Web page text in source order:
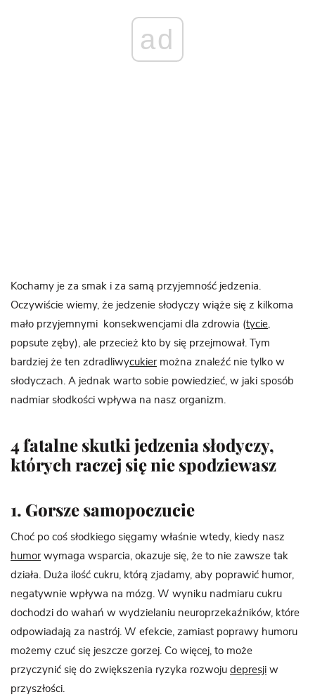
ad
Kochamy je za smak i za samą przyjemność jedzenia.
Oczywiście wiemy, że jedzenie słodyczy wiąże się z kilkoma
mało przyjemnymi konsekwencjami dla zdrowia (tycie
popsute zęby), ale przecież kto by się przejmował. Tym
bardziej że ten zdradliwycukiermożna znaleźć nie tylko w
słodyczach. A jednak warto sobie powiedzieć, w jaki sposób
nadmiar słodkości wpływa na nasz organizm.
4 fatalne skutki jedzenia słodyczy,
których raczej się nie spodziewasz
1. Gorsze samopoczucie
Choć po coś słodkiego sięgamy właśnie wtedy, kiedy nasz
humorwymaga wsparcia, okazuje się, że to nie zawsze tak
działa. Duża ilość cukru, którą zjadamy, aby poprawić humor,
negatywnie wpływa na mózg. W wyniku nadmiaru cukru
dochodzi do wahań w wydzielaniu neuroprzekaźników, które
odpowiadają za nastrój. W efekcie, zamiast poprawy humoru
możemy czuć się jeszcze gorzej. Co więcej, to może
przyczynić się do zwiększenia ryzyka rozwoju depresji w
przyszłości.